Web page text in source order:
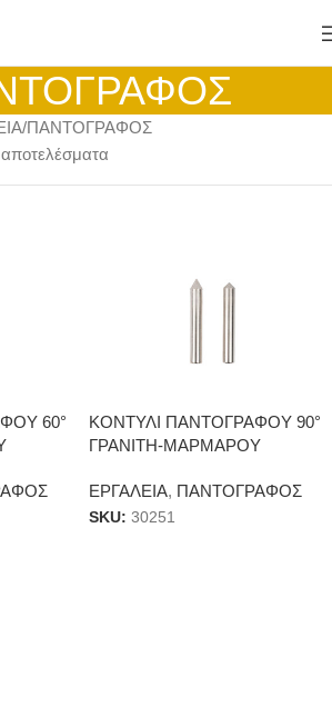
ΠΑΝΤΟΓΡΑΦΟΣ
60°
ΚΟΝΤΥΛΙ ΠΑΝΤΟΓΡΑΦΟΥ 90°
ΓΡΑΝΙΤΗ-ΜΑΡΜΑΡΟΥ
ΕΡΓΑΛΕΙΑ, ΠΑΝΤΟΓΡΑΦΟΣ
SKU: 30251